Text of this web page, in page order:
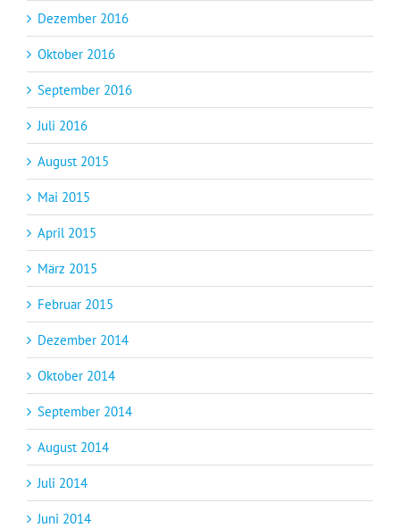
Dezember 2016
Oktober 2016
September 2016
Juli 2016
August 2015
Mai 2015
April 2015
März 2015
Februar 2015
Dezember 2014
Oktober 2014
September 2014
August 2014
Juli 2014
Juni 2014